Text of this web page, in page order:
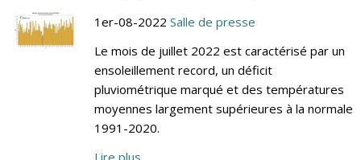
1er-08-2022 Salle de presse
Le mois de juillet 2022 est caractérisé par un
ensoleillement record, un déficit
pluviométrique marqué et des températures
moyennes largement supérieures à la normale
1991-2020.
Lire plus